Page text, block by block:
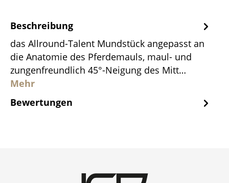
Beschreibung
das Allround-Talent Mundstück angepasst an
die Anatomie des Pferdemauls, maul- und
zungenfreundlich 45°-Neigung des Mitt…
Mehr
Bewertungen